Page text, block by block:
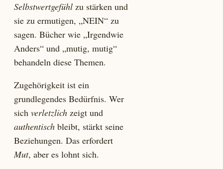
Selbstwertgefühl zu stärken und
sie zu ermutigen, „NEIN“ zu
sagen. Bücher wie „Irgendwie
Anders“ und „mutig, mutig“
behandeln diese Themen.
Zugehörigkeit ist ein
grundlegendes Bedürfnis. Wer
sich verletzlich zeigt und
authentisch bleibt, stärkt seine
Beziehungen. Das erfordert
Mut, aber es lohnt sich.